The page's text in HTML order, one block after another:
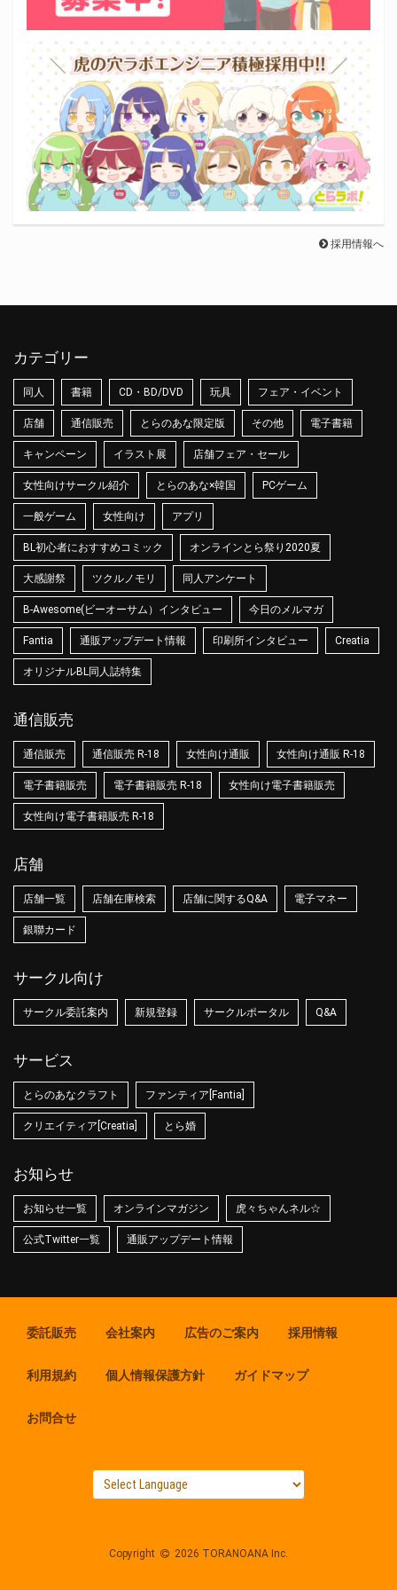
採用情報へ
カテゴリー
同人 書籍 CD・BD/DVD 玩具 フェア・イベント
店舗 通信販売 とらのあな限定版 その他 電子書籍
キャンペーン イラスト展 店舗フェア・セール
女性向けサークル紹介 とらのあな×韓国 PCゲーム
一般ゲーム 女性向け アプリ
BL初心者におすすめコミック オンラインとら祭り2020夏
大感謝祭 ツクルノモリ 同人アンケート
B-Awesome(ビーオーサム）インタビュー 今日のメルマガ
Fantia 通販アップデート情報 印刷所インタビュー Creatia
オリジナルBL同人誌特集
通信販売
通信販売 通信販売 R-18 女性向け通販 女性向け通販 R-18
電子書籍販売 電子書籍販売 R-18 女性向け電子書籍販売
女性向け電子書籍販売 R-18
店舗
店舗一覧 店舗在庫検索 店舗に関するQ&A 電子マネー
銀聯カード
サークル向け
サークル委託案内 新規登録 サークルポータル Q&A
サービス
とらのあなクラフト ファンティア[Fantia]
クリエイティア[Creatia] とら婚
お知らせ
お知らせ一覧 オンラインマガジン 虎々ちゃんネル☆
公式Twitter一覧 通販アップデート情報
委託販売 会社案内 広告のご案内 採用情報
利用規約 個人情報保護方針 ガイドマップ
お問合せ
Copyright 2026 TORANOANA Inc.